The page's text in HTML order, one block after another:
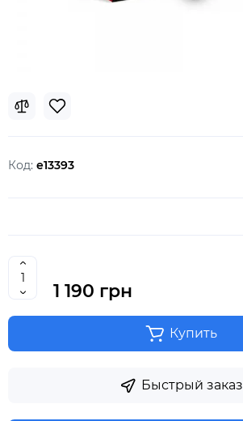
Код: e13393
1 190 грн
Купить
Быстрый заказ